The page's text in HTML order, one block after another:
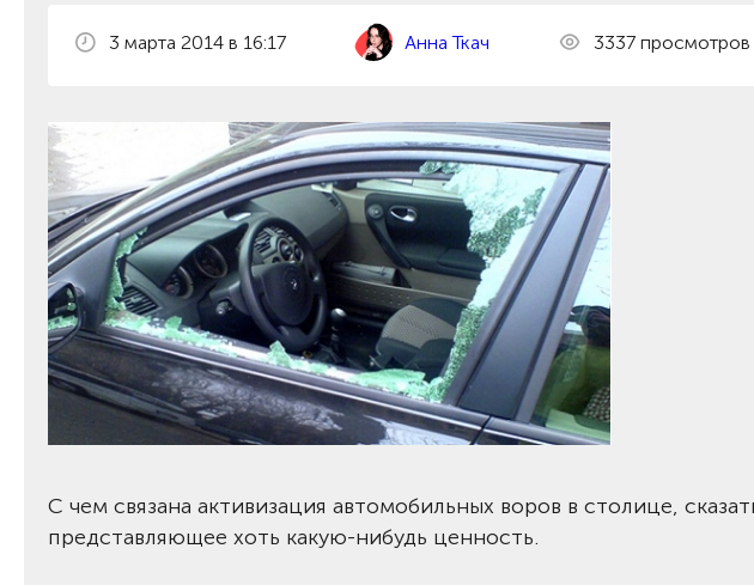
3 марта 2014 в 16:17 Анна Ткач 3337 просмотров
С чем связана активизация автомобильных воров в столице,
представляющее хоть какую-нибудь ценность.